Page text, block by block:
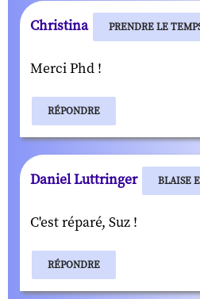
Christina PRENDRE LE
Merci Phd !
RÉPONDRE
Daniel Luttringer BLAISE
C'est réparé, Suz !
RÉPONDRE